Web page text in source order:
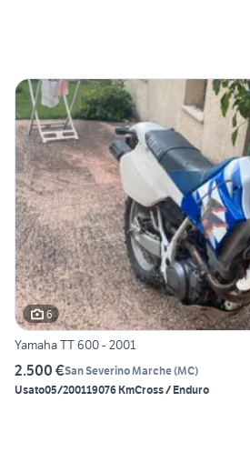
6
Yamaha TT 600 - 2001
2.500 €San Severino Marche(MC)
Usato05/200119076 KmCross / Enduro